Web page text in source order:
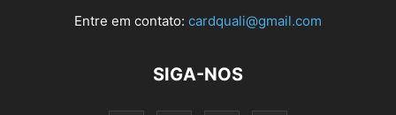
Entre em contato: cardquali@gmail.com
SIGA-NOS